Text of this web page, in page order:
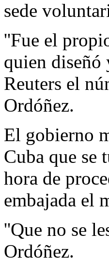
sede
''Fue el
quien diseñó
Reuters el
Ordóñez.
El gobierno
Cuba que se
hora de
embajada el
''Que no se
Ordóñez.